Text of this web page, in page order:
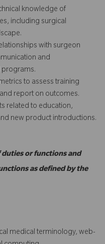
knowledge of
including surgical
with surgeon
and
programs.
to assess training
report on outcomes.
related to education,
new product introductions.
duties or functions and
as defined by the
medical terminology, web-